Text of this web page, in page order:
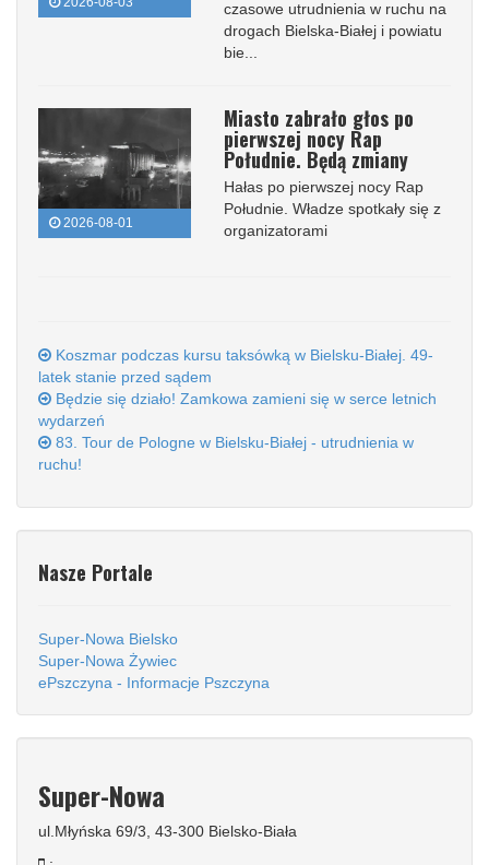
czasowe utrudnienia w ruchu na
drogach Bielska-Białej i powiatu
bie...
2026-08-01
Miasto zabrało głos po
pierwszej nocy Rap
Południe. Będą zmiany
Hałas po pierwszej nocy Rap
Południe. Władze spotkały się z
organizatorami
Koszmar podczas kursu taksówką w Bielsku-Białej. 49-
latek stanie przed sądem
Będzie się działo! Zamkowa zamieni się w serce letnich
wydarzeń
83. Tour de Pologne w Bielsku-Białej - utrudnienia w
ruchu!
Nasze Portale
Super-Nowa Bielsko
Super-Nowa Żywiec
ePszczyna - Informacje Pszczyna
Super-Nowa
ul.Młyńska 69/3, 43-300 Bielsko-Biała